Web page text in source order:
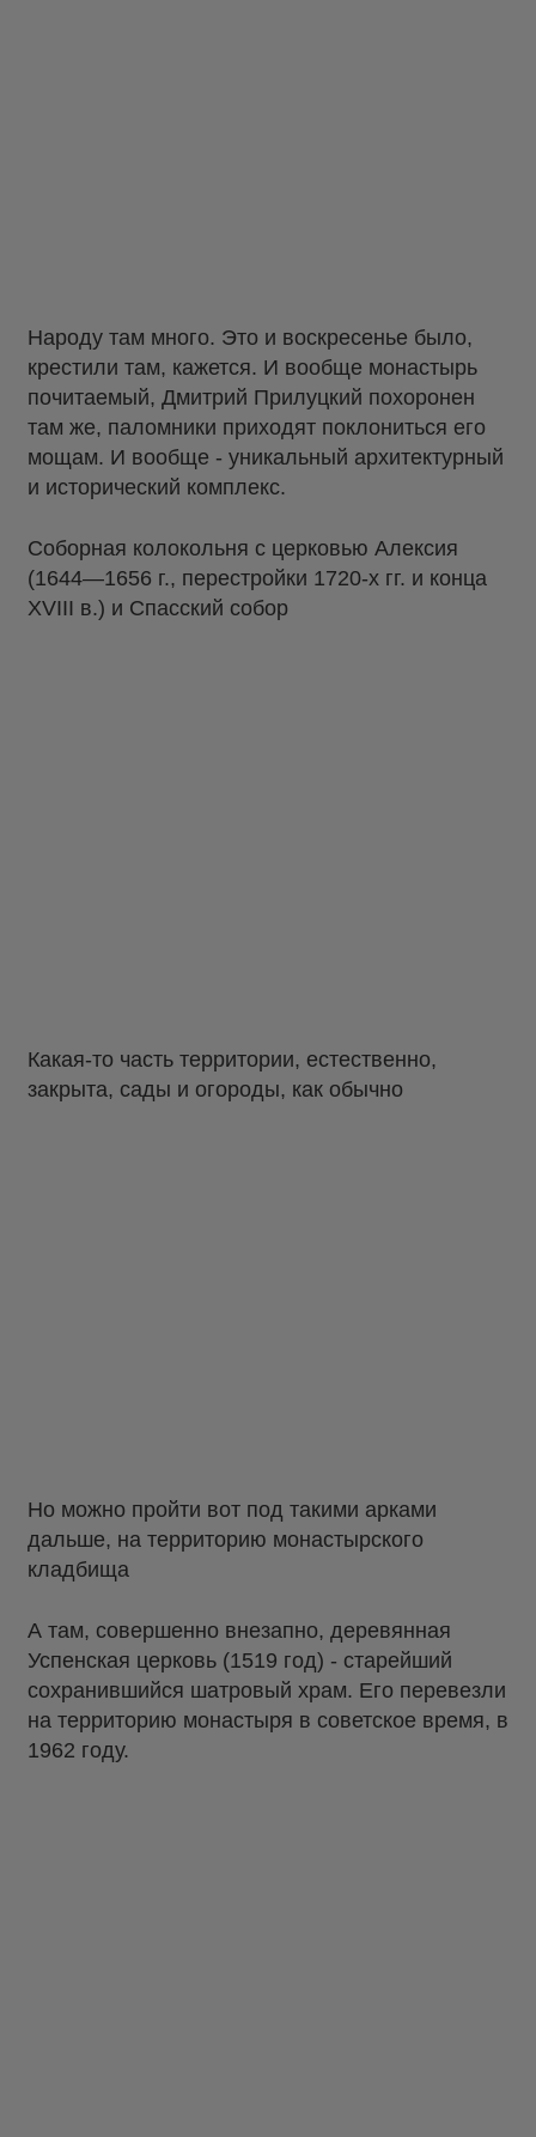
Народу там много. Это и воскресенье было,
крестили там, кажется. И вообще монастырь
почитаемый, Дмитрий Прилуцкий похоронен
там же, паломники приходят поклониться его
мощам. И вообще - уникальный архитектурный
и исторический комплекс.
Соборная колокольня с церковью Алексия
(1644—1656 г., перестройки 1720-х гг. и конца
XVIII в.) и Спасский собор
Какая-то часть территории, естественно,
закрыта, сады и огороды, как обычно
Но можно пройти вот под такими арками
дальше, на территорию монастырского
кладбища
А там, совершенно внезапно, деревянная
Успенская церковь (1519 год) - старейший
сохранившийся шатровый храм. Его перевезли
на территорию монастыря в советское время, в
1962 году.